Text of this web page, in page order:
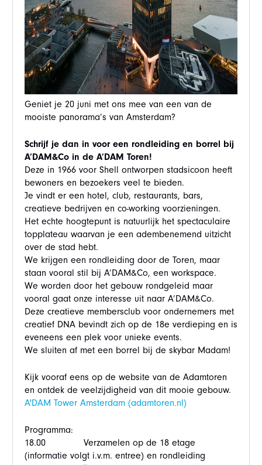
Geniet je 20 juni met ons mee van een van de
mooiste panorama’s van Amsterdam?
Schrijf je dan in voor een rondleiding en borrel bij
A’DAM&Co in de A’DAM Toren!
Deze in 1966 voor Shell ontworpen stadsicoon heeft
bewoners en bezoekers veel te bieden.
Je vindt er een hotel, club, restaurants, bars,
creatieve bedrijven en co-working voorzieningen.
Het echte hoogtepunt is natuurlijk het spectaculaire
topplateau waarvan je een adembenemend uitzicht
over de stad hebt.
We krijgen een rondleiding door de Toren, maar
staan vooral stil bij A’DAM&Co, een workspace.
We worden door het gebouw rondgeleid maar
vooral gaat onze interesse uit naar A’DAM&Co.
Deze creatieve membersclub voor ondernemers met
creatief DNA bevindt zich op de 18e verdieping en is
eveneens een plek voor unieke events.
We sluiten af met een borrel bij de skybar Madam!
Kijk vooraf eens op de website van de Adamtoren
en ontdek de veelzijdigheid van dit mooie gebouw.
A'DAM Tower Amsterdam (adamtoren.nl)
Programma:
18.00 Verzamelen op de 18 etage
(informatie volgt i.v.m. entree) en rondleiding